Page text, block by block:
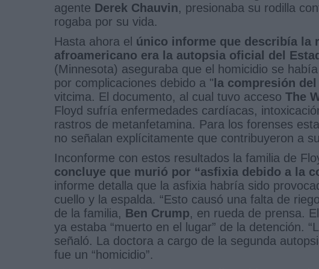
agente Derek Chauvin, presionaba su rodilla
rogaba por su vida.
Hasta ahora el único informe que describía la
afroamericano era la autopsia oficial del
(Minnesota) aseguraba que el homicidio se
por complicaciones debido a "la compresión
vitcima. El documento, al cual tuvo acceso The
Floyd sufría enfermedades cardíacas,
rastros de metanfetamina. Para los forenses
no señalan explícitamente que contribuyeron a
Inconforme con estos resultados la familia de
concluye que murió por “asfixia debido a la
informe detalla que la asfixia habría sido
cuello y la espalda. “Esto causó una falta de
de la familia, Ben Crump, en rueda de prensa.
ya estaba “muerto en el lugar” de la detención.
señaló. La doctora a cargo de la segunda
fue un “homicidio”.